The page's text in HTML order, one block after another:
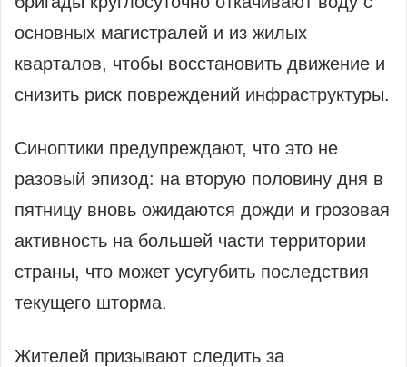
основных магистралей и из жилых
кварталов, чтобы восстановить движение и
снизить риск повреждений инфраструктуры.
Синоптики предупреждают, что это не
разовый эпизод: на вторую половину дня в
пятницу вновь ожидаются дожди и грозовая
активность на большей части территории
страны, что может усугубить последствия
текущего шторма.
Жителей призывают следить за